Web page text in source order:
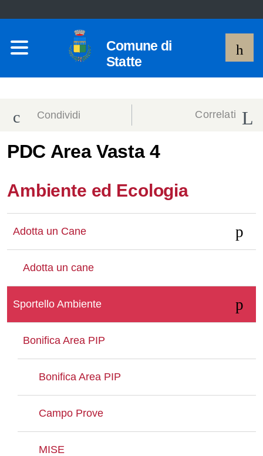
Comune di
Statte
Condividi
network
Condividi
Condividi
Facebook
su
Condividi
Facebook
su
Whatsapp
Correlati
PDC Area Vasta 4
Ambiente ed Ecologia
Adotta un Cane
Adotta un cane
Sportello Ambiente
Bonifica Area PIP
Bonifica Area PIP
Campo Prove
MISE